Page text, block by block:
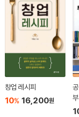
창업 레시피
10% 16,200원